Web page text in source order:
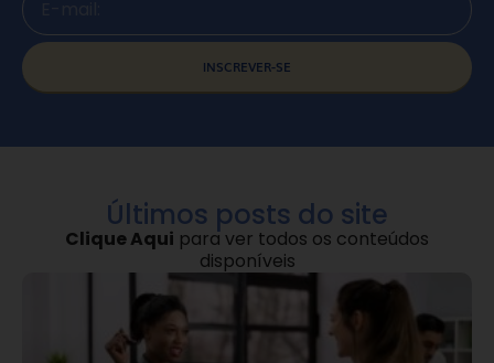
INSCREVER-SE
Últimos posts do site
Clique Aqui para ver todos os conteúdos
disponíveis